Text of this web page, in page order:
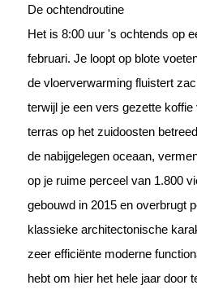
De ochtendroutine
Het is 8:00 uur 's ochtends op
februari. Je loopt op blote
de vloerverwarming fluistert
terwijl je een vers gezette
terras op het zuidoosten
de nabijgelegen oceaan,
op je ruime perceel van 1.800
gebouwd in 2015 en overbrugt
klassieke architectonische
zeer efficiënte moderne
hebt om hier het hele jaar door